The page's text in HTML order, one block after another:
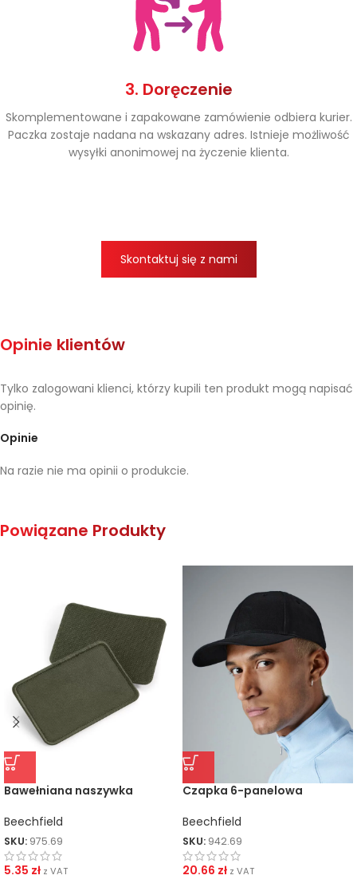
3. Doręczenie
Skomplementowane i zapakowane zamówienie odbiera kurier.
Paczka zostaje nadana na wskazany adres. Istnieje możliwość
wysyłki anonimowej na życzenie klienta.
Skontaktuj się z nami
Opinie klientów
Opinie
Na razie nie ma opinii o produkcie.
Tylko zalogowani klienci, którzy kupili ten produkt mogą napisać
opinię.
Powiązane Produkty
Bawełniana naszywka
Beechfield
SKU: 975.69
5.35 zł z VAT
Czapka 6-panelowa
Beechfield
SKU: 942.69
20.66 zł z VAT